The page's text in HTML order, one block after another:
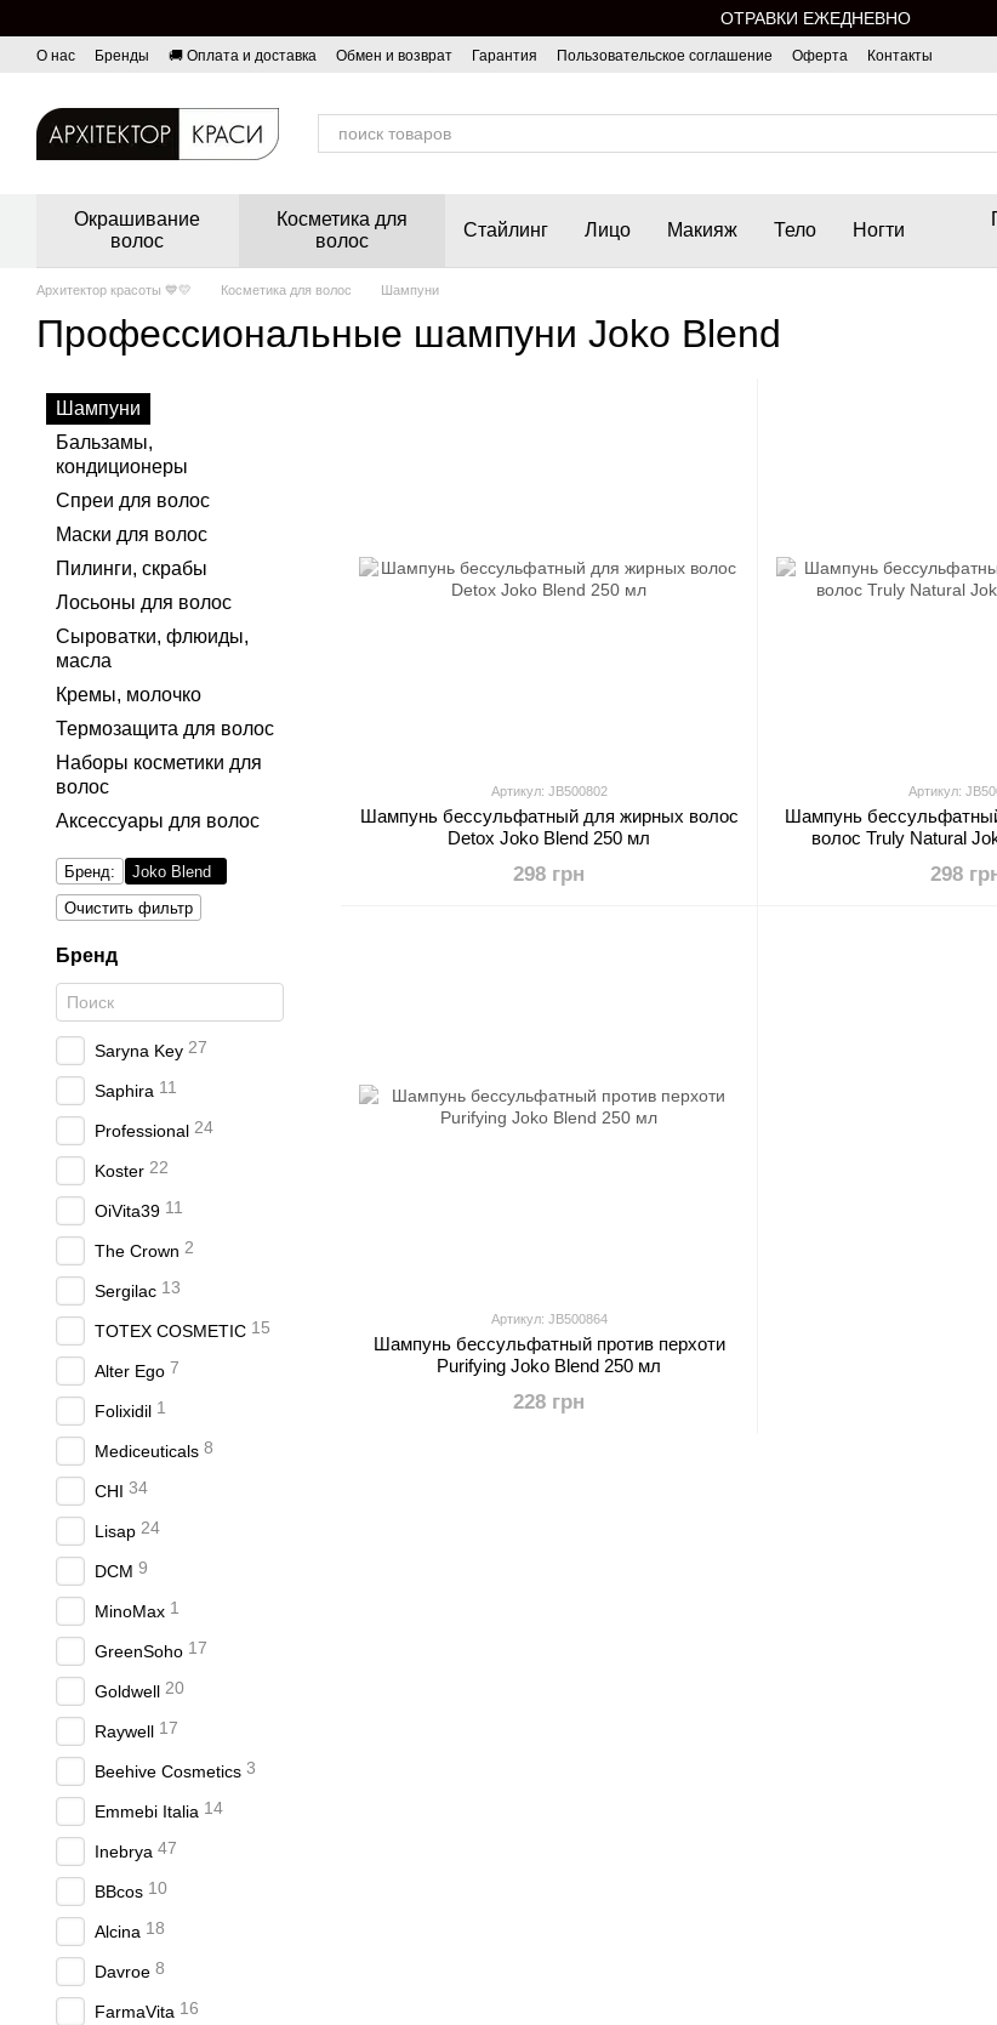
ОТРАВКИ ЕЖЕДНЕВНО
О нас Бренды 🚚 Оплата и доставка Обмен и возврат Гарантия Пользовательское соглашение Оферта Контакты
Окрашивание
волос
Косметика для
волос
Стайлинг Лицо Макияж Тело Ногти
Архитектор красоты 💙💛 Косметика для волос Шампуни
Профессиональные шампуни Joko Blend
Артикул: JB500802
Шампунь бессульфатный для жирных волос
Detox Joko Blend 250 мл
298 грн
Артикул:
Шампунь
волос Truly Natural
298
Артикул: JB500864
Шампунь бессульфатный против перхоти
Purifying Joko Blend 250 мл
228 грн
Шампуни
Бальзамы,
кондиционеры
Спреи для волос
Маски для волос
Пилинги, скрабы
Лосьоны для волос
Сыроватки, флюиды,
масла
Кремы, молочко
Термозащита для волос
Наборы косметики для
волос
Аксессуары для волос
Бренд:
Joko Blend
Очистить фильтр
Бренд
Saryna Key 27
Saphira 11
Professional 24
Koster 22
OiVita39 11
The Crown 2
Sergilac 13
TOTEX COSMETIC 15
Alter Ego 7
Folixidil 1
Mediceuticals 8
CHI 34
Lisap 24
DCM 9
MinoMax 1
GreenSoho 17
Goldwell 20
Raywell 17
Beehive Cosmetics 3
Emmebi Italia 14
Inebrya 47
BBcos 10
Alcina 18
Davroe 8
FarmaVita 16